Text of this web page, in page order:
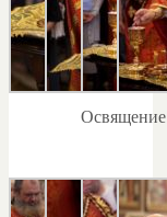
Освящение